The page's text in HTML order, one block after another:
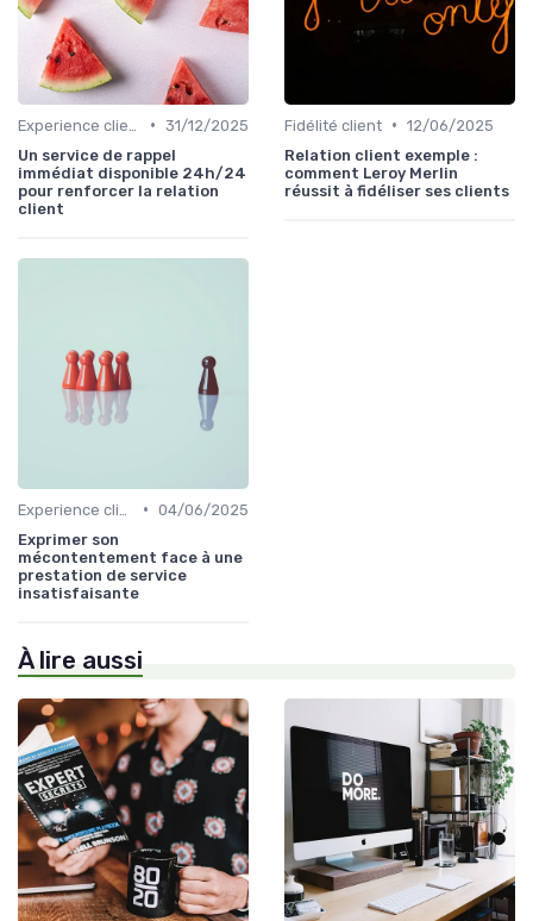
• 31/12/2025
Un service de rappel
immédiat disponible 24h/24
pour renforcer la relation
client
Fidélité client • 12/06/2025
Relation client exemple :
comment Leroy Merlin
réussit à fidéliser ses clients
• 04/06/2025
Exprimer son
mécontentement face à une
prestation de service
insatisfaisante
À lire aussi